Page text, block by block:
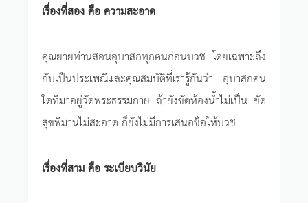
เรื่องที่สอง คือ ความสะอาด
คุณยายท่านสอนอุบาสกทุกคนก่อนบวช โดยเฉพาะถึง
กับเป็นประเพณีและคุณสมบัติที่เรารู้กันว่า อุบาสกคน
ใดที่มาอยู่วัดพระธรรมกาย ถ้ายังขัดห้องน้ำไม่เป็น ขัด
สุขพิมานไม่สะอาด ก็ยังไม่มีการเสนอชื่อให้บวช
เรื่องที่สาม คือ ระเบียบวินัย